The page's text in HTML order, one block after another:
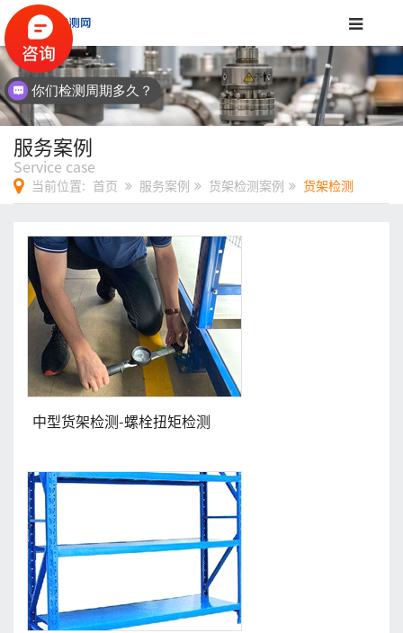
服务案例
Service case
当前位置: 首页 服务案例 货架检测案例 货架检测
中型货架检测-螺栓扭矩检测
你们检测周期多久？